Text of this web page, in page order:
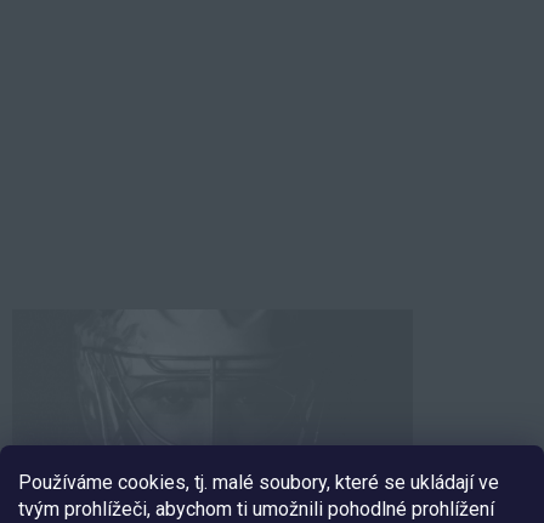
Používáme cookies, tj. malé soubory, které se ukládají ve
tvým prohlížeči, abychom ti umožnili pohodlné prohlížení